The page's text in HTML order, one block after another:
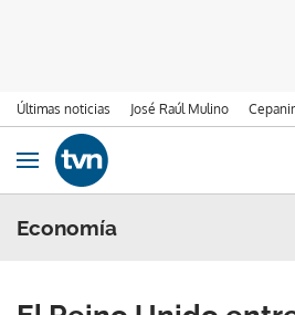
Últimas noticias José Raúl Mulino
Ir al contenido
Obrir navegació
Economía